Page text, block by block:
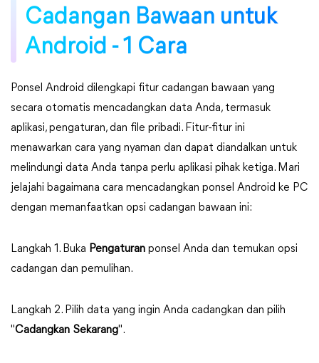
Cadangan Bawaan untuk
Android - 1 Cara
Ponsel Android dilengkapi fitur cadangan bawaan yang
secara otomatis mencadangkan data Anda, termasuk
aplikasi, pengaturan, dan file pribadi. Fitur-fitur ini
menawarkan cara yang nyaman dan dapat diandalkan untuk
melindungi data Anda tanpa perlu aplikasi pihak ketiga. Mari
jelajahi bagaimana cara mencadangkan ponsel Android ke PC
dengan memanfaatkan opsi cadangan bawaan ini:
Langkah 1. Buka Pengaturan ponsel Anda dan temukan opsi
cadangan dan pemulihan.
Langkah 2. Pilih data yang ingin Anda cadangkan dan pilih
"Cadangkan Sekarang".